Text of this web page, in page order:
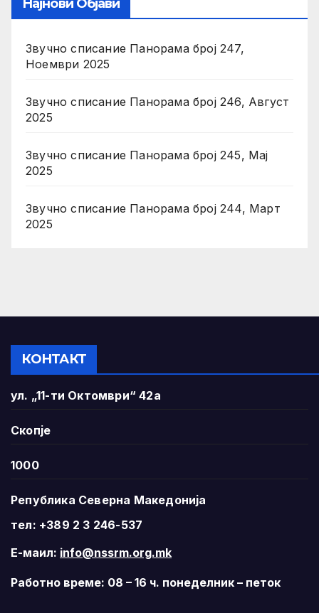
Најнови Објави
Звучно списание Панорама број 247,
Ноември 2025
Звучно списание Панорама број 246, Август
2025
Звучно списание Панорама број 245, Мај
2025
Звучно списание Панорама број 244, Март
2025
КОНТАКТ
ул. „11-ти Октомври“ 42а
Скопје
1000
Република Северна Македонија
тел: +389 2 3 246-537
Е-маил: info@nssrm.org.mk
Работно време: 08 – 16 ч. понеделник – петок